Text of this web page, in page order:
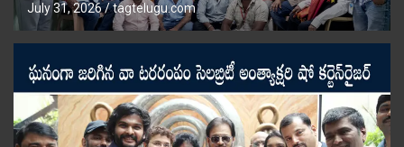
July 31, 2026 tagtelugu.com